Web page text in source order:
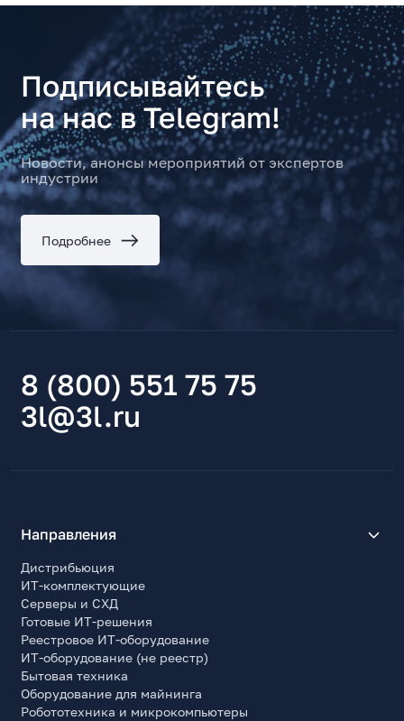
Подписывайтесь
на нас в Telegram!
Новости, анонсы мероприятий от экспертов
индустрии
Подробнее
8 (800) 551 75 75
3l@3l.ru
Направления
Дистрибьюция
ИТ-комплектующие
Серверы и СХД
Готовые ИТ-решения
Реестровое ИТ-оборудование
ИТ-оборудование (не реестр)
Бытовая техника
Оборудование для майнинга
Робототехника и микрокомпьютеры